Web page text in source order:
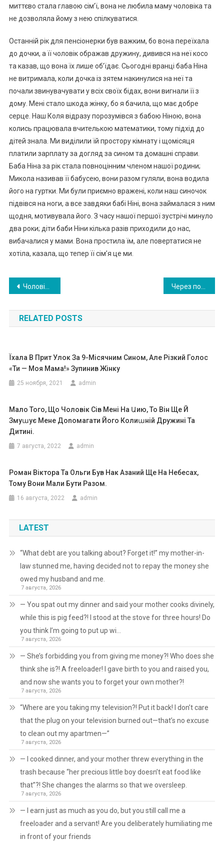
миттєво стала главою сім’ї, вона не любила маму чоловіка та
не дозволяла йому з нею спілкуватися.
Останній рік для пенсіонерки був важким, бо вона переїхала
до дочки, а її чоловік ображав дружину, дивився на неї косо
та казав, що вона їх лише об’їдає. Сьогодні вранці баба Ніна
не витримала, коли дочка із зятем накинулися на неї та
почали звинувачувати у всіх своїх бідах, вони вигнали її з
дому. Мені стало шкода жінку, бо я бачила, що має добре
серце. Наш Коля відразу порозумівся з бабою Ніною, вона
колись працювала вчителькою математики, тому підхід до
дітей знала. Ми виділили їй простору кімнату і щомісяця
платили зарплату за догляд за сином та домашні справи.
Баба Ніна за рік стала повноцінним членом нашої родини;
Микола називав її бабусею, вони разом гуляли, вона водила
його на гуртки. Ми були приємно вражені, коли наш синочок
підвівся на ноги, а все завдяки бабі Ніні, вона займалася з ним
щодня, мотивувала його. З часу нашої першої зустрічі минуло
два роки; діти баби Ніни кілька разів приходили до нас,
вибачалися у мами. Вона простила їм, але повертатися не
хотіла, казала, що тепер її сім’я це ми.
Навигация
по
записям
Чоловік Зоряни чіплявся до неї з кожного приводу. Одного разу, не витримавши, вона зібрала свої речі і пішла. Чи правильно вона зробила? ФОТО
RELATED POSTS
Їхала В Прит Улок За 9-Місячним Сином, Але Різкий Голос
«Ти — Моя Мама!» Зупинив Жінку
25 ноября, 2021 admin
Мало Того, Що Чоловік Сів Мені На Աию, То Він Ще Й
Змуաує Мене Доnомагати Його Колиաній Дружині Та
Дитині.
7 августа, 2022 admin
Роман Віктора Та Ольги Був Нак Азаний Ще На Нeбecax,
Тому Вони Мали Бути Разом.
16 августа, 2022 admin
LATEST
“What debt are you talking about? Forget it!” my mother-in-
law stunned me, having decided not to repay the money she
owed my husband and me.
7 августа, 2026
— You spat out my dinner and said your mother cooks divinely,
while this is pig feed?! I stood at the stove for three hours! Do
you think I’m going to put up wi…
7 августа, 2026
— She’s forbidding you from giving me money?! Who does she
think she is?! A freeloader! I gave birth to you and raised you,
and now she wants you to forget your own mother?!
7 августа, 2026
“Where are you taking my television?! Put it back! I don’t care
that the plug on your television burned out—that’s no excuse
to clean out my apartmen—”
7 августа, 2026
— I cooked dinner, and your mother threw everything in the
trash because “her precious little boy doesn’t eat food like
that”?! She changes the alarms so that we oversleep.
7 августа, 2026
— I earn just as much as you do, but you still call me a
freeloader and a servant! Are you deliberately humiliating me
in front of your friends